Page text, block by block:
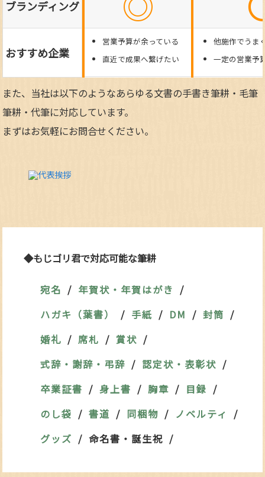
ブランディング
おすすめ企業
営業予算が余っている
直近で成果へ繋げたい
他施作でうま
一定の営業予
また、当社は以下のようなあらゆる文書の手書き筆耕・毛筆
筆耕・代筆に対応しています。
まずはお気軽にお問合せください。
◆もじゴリ君で対応可能な筆耕
宛名
年賀状・年賀はがき
ハガキ（葉書）
手紙 DM
封筒
婚礼
席札
賞状
式辞・謝辞・弔辞
認定状・表彰状
卒業証書
身上書 胸章
目録
のし袋
書道 同梱物
ノベルティ
グッズ
命名書・誕生祝